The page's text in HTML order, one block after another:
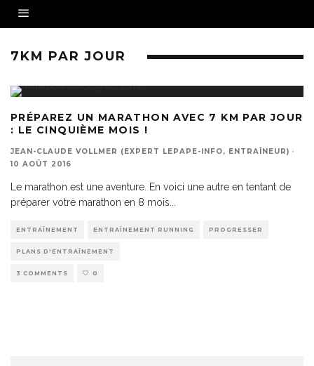
7KM PAR JOUR
PRÉPAREZ UN MARATHON AVEC 7 KM PAR JOUR
: LE CINQUIÈME MOIS !
JEAN-CLAUDE VOLLMER (EXPERT LEPAPE-INFO, ENTRAÎNEUR) ·
10 AOÛT 2016
Le marathon est une aventure. En voici une autre en tentant de
préparer votre marathon en 8 mois
ENTRAÎNEMENT ENTRAÎNEMENT RUNNING PROGRESSER
PLANS D'ENTRAÎNEMENT
3 COMMENTS 0